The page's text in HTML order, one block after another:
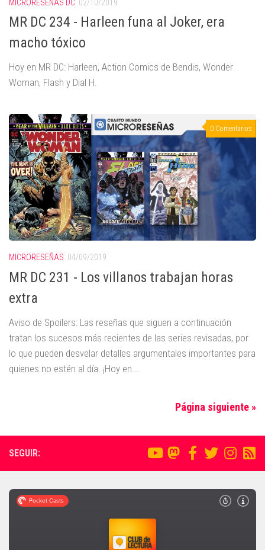
MICRORESEÑAS DC 02/10/2019
MR DC 234 - Harleen funa al Joker, era
macho tóxico
Hoy en MR DC: Harleen, Action Comics de Bendis, Wonder
Woman, Flash y Dial H.
0 Comentarios
MICRORESEÑAS 04/09/2019
MR DC 231 - Los villanos trabajan horas
extra
Aviso de Spoilers: Las reseñas que siguen a continuación
tratan los sucesos más recientes de las series revisadas, por
lo que pueden desvelar detalles argumentales importantes para
quienes no estén al día. ¡Hoy en...
Página siguiente »
SEGUIR: